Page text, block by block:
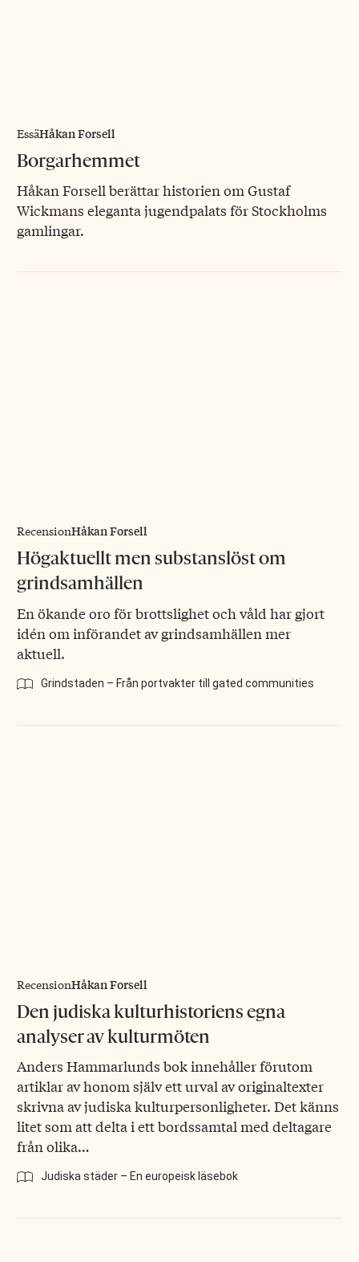
EssäHåkan Forsell
Borgarhemmet
Håkan Forsell berättar historien om Gustaf
Wickmans eleganta jugendpalats för Stockholms
gamlingar.
RecensionHåkan Forsell
Högaktuellt men substanslöst om
grindsamhällen
En ökande oro för brottslighet och våld har gjort
idén om införandet av grindsamhällen mer
aktuell.
Grindstaden – Från portvakter till gated communities
RecensionHåkan Forsell
Den judiska kulturhistoriens egna
analyser av kulturmöten
Anders Hammarlunds bok innehåller förutom
artiklar av honom själv ett urval av originaltexter
skrivna av judiska kulturpersonligheter. Det känns
litet som att delta i ett bordssamtal med deltagare
från olika…
Judiska städer – En europeisk läsebok